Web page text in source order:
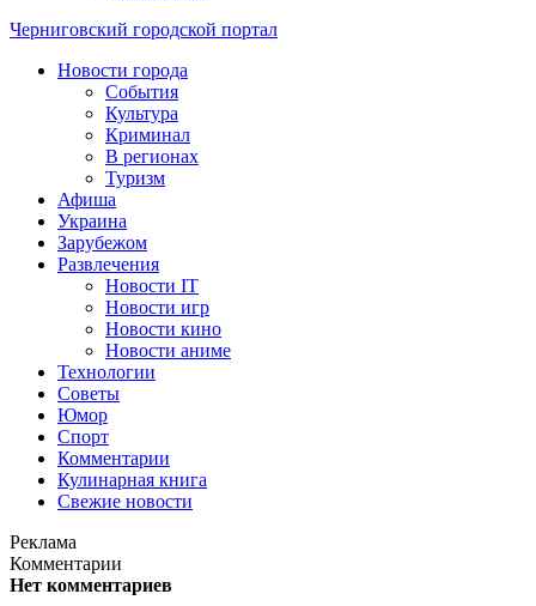
Черниговский городской портал
Новости города
События
Культура
Криминал
В регионах
Туризм
Афиша
Украина
Зарубежом
Развлечения
Новости IT
Новости игр
Новости кино
Новости аниме
Технологии
Советы
Юмор
Спорт
Комментарии
Кулинарная книга
Свежие новости
Реклама
Комментарии
Нет комментариев